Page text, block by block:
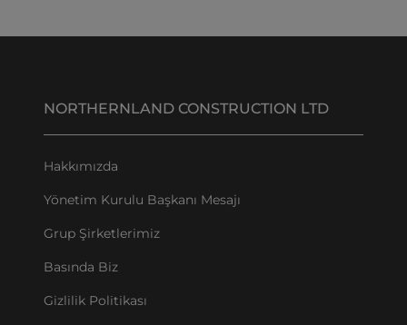
NORTHERNLAND CONSTRUCTION LTD
Hakkımızda
Yönetim Kurulu Başkanı Mesajı
Grup Şirketlerimiz
Basında Biz
Gizlilik Politikası